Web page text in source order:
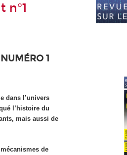
n°1
1
dans l’univers
l’histoire du
mais aussi de
de